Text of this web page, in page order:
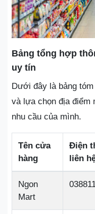
Bảng tổng hợp
uy tín
Dưới đây là bảng
và lựa chọn địa điểm
nhu cầu của mình.
Tên cửa
hàng
Điện
liên
Ngon
Mart